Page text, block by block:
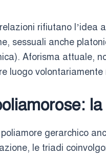
rifiutano l’idea
sessuali anche
Aforisma attuale,
luogo volontariamente
gerarchico
le triadi